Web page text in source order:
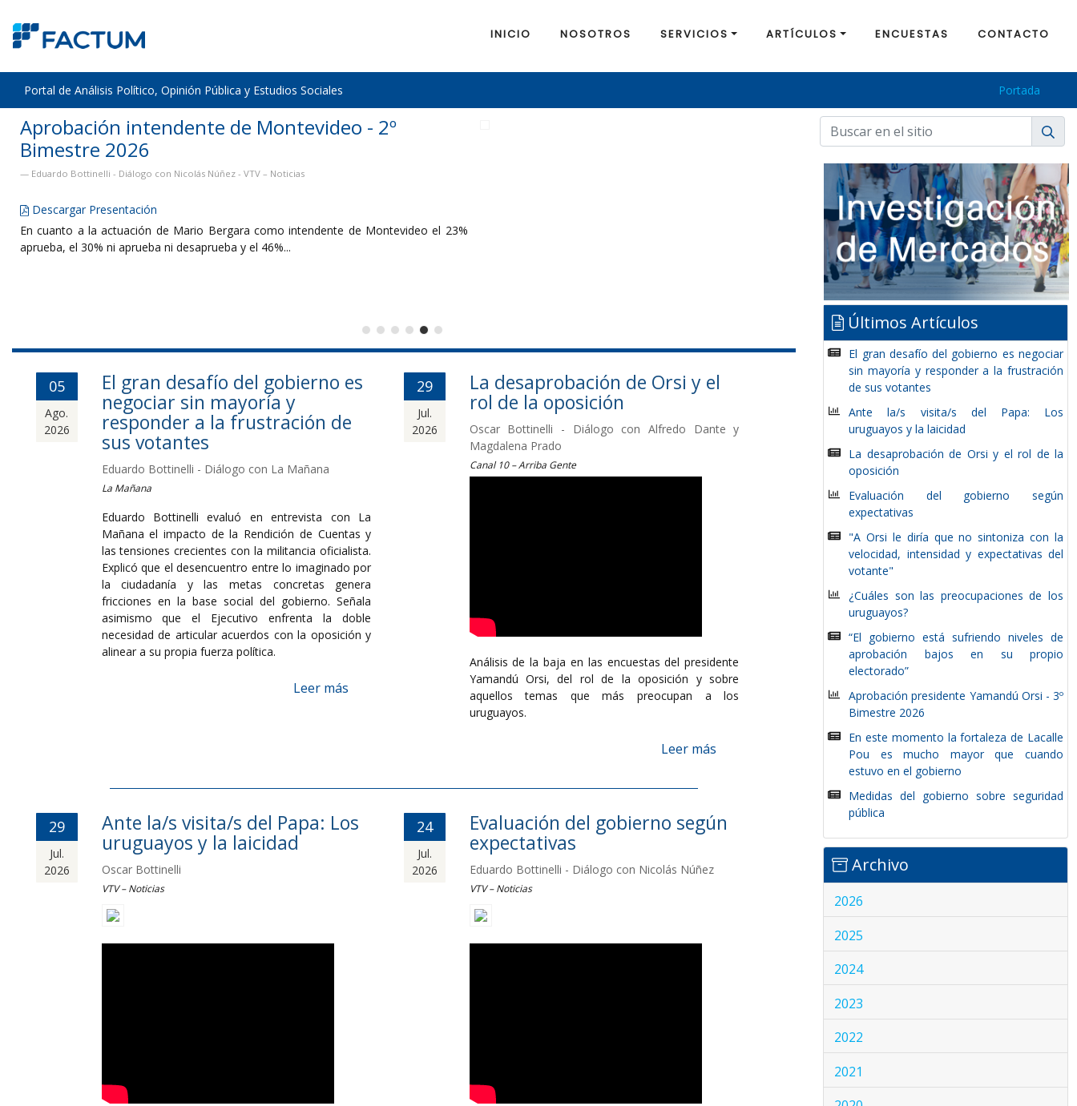
INICIO NOSOTROS SERVICIOS ARTÍCULOS ENCUESTAS CONTACTO
Portal de Análisis Político, Opinión Pública y Estudios Sociales Portada
Aprobación intendente de Montevideo - 2º
Bimestre 2026
Eduardo Bottinelli - Diálogo con Nicolás Núñez - VTV – Noticias
Descargar Presentación
En cuanto a la actuación de Mario Bergara como intendente de Montevideo el 23%
aprueba, el 30% ni aprueba ni desaprueba y el 46%...
05
Ago.
2026
El gran desafío del gobierno es
negociar sin mayoría y
responder a la frustración de
sus votantes
Eduardo Bottinelli - Diálogo con La Mañana
La Mañana
Eduardo Bottinelli evaluó en entrevista con La
Mañana el impacto de la Rendición de Cuentas y
las tensiones crecientes con la militancia oficialista.
Explicó que el desencuentro entre lo imaginado por
la ciudadanía y las metas concretas genera
fricciones en la base social del gobierno. Señala
asimismo que el Ejecutivo enfrenta la doble
necesidad de articular acuerdos con la oposición y
alinear a su propia fuerza política.
Leer más
29
Jul.
2026
La desaprobación de Orsi y el
rol de la oposición
Oscar Bottinelli - Diálogo con Alfredo Dante y
Magdalena Prado
Canal 10 – Arriba Gente
Análisis de la baja en las encuestas del presidente
Yamandú Orsi, del rol de la oposición y sobre
aquellos temas que más preocupan a los
uruguayos.
Leer más
29
Jul.
2026
Ante la/s visita/s del Papa: Los
uruguayos y la laicidad
Oscar Bottinelli
VTV – Noticias
24
Jul.
2026
Evaluación del gobierno según
expectativas
Eduardo Bottinelli - Diálogo con Nicolás Núñez
VTV – Noticias
Últimos Artículos
El gran desafío del gobierno es negociar
sin mayoría y responder a la frustración
de sus votantes
Ante la/s visita/s del Papa: Los
uruguayos y la laicidad
La desaprobación de Orsi y el rol de la
oposición
Evaluación del gobierno según
expectativas
"A Orsi le diría que no sintoniza con la
velocidad, intensidad y expectativas del
votante"
¿Cuáles son las preocupaciones de los
uruguayos?
“El gobierno está sufriendo niveles de
aprobación bajos en su propio
electorado”
Aprobación presidente Yamandú Orsi - 3º
Bimestre 2026
En este momento la fortaleza de Lacalle
Pou es mucho mayor que cuando
estuvo en el gobierno
Medidas del gobierno sobre seguridad
pública
Archivo
2026
2025
2024
2023
2022
2021